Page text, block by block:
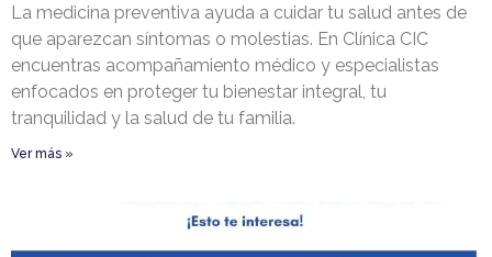
La medicina preventiva ayuda a cuidar tu salud antes de
que aparezcan síntomas o molestias. En Clínica CIC
encuentras acompañamiento médico y especialistas
enfocados en proteger tu bienestar integral, tu
tranquilidad y la salud de tu familia.
Ver más »